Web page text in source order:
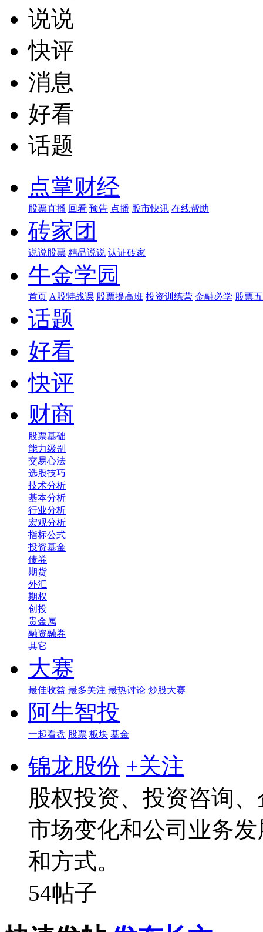
说说
快评
消息
好看
话题
点掌财经
股票直播 回看 预告 点播 股市快讯 在线帮助
砖家团
说说股票 精品说说 认证砖家
牛金学园
首页 A股特战课 股票提高班 投资训练营 金融必学 股票
话题
好看
快评
财商
股票基础
能力级别
交易心法
选股技巧
技术分析
基本分析
行业分析
宏观分析
指标公式
投资基金
债券
期货
外汇
期权
创投
贵金属
融资融券
其它
大赛
最佳收益 最多关注 最热讨论 炒股大赛
阿牛智投
一起看盘 股票 板块 基金
锦龙股份 +关注
股权投资、投资咨询
市场变化和公司业务
和方式。
54帖子